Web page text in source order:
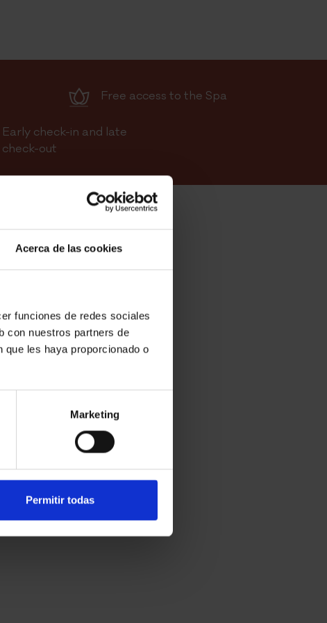
Acerca de las cookies
funciones de redes sociales
con nuestros partners de
les haya proporcionado o
Marketing
Permitir todas
Free access to the Spa
Early check-in and late
check-out